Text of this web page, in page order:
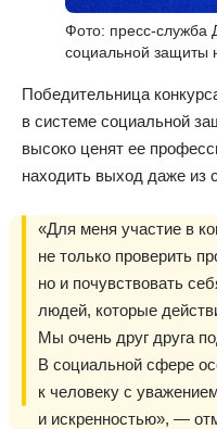
Фото: пресс-служба
социальной защиты
Победительница
в системе социальной
высоко ценят ее
находить выход даже из
«Для меня участие в
не только проверить
но и почувствовать
людей, которые
Мы очень друг друга
В социальной сфере
к человеку с
и искренностью», —